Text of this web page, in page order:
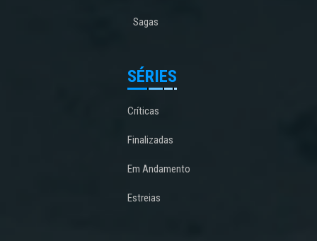
Sagas
SÉRIES
Críticas
Finalizadas
Em Andamento
Estreias